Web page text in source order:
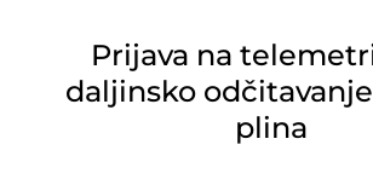
Prijava na
daljinsko
plina